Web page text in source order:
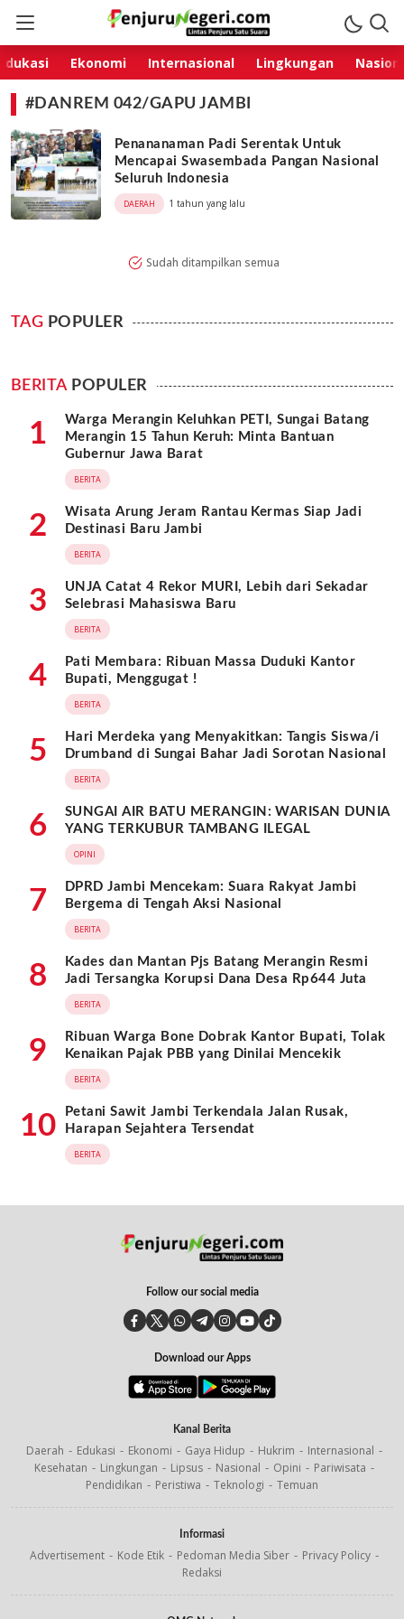
Penjurunegeri.com
Lintas Penjuru, Satu Suara!
Ekonomi Internasional Lingkungan
#DANREM 042/GAPU JAMBI
Penananaman Padi Serentak Untuk
Mencapai Swasembada Pangan Nasional
Seluruh Indonesia
DAERAH 1 tahun yang lalu
Sudah ditampilkan semua
TAG POPULER
BERITAPOPULER
1
Warga Merangin Keluhkan PETI, Sungai Batang
Merangin 15 Tahun Keruh: Minta Bantuan
Gubernur Jawa Barat
BERITA
2
Wisata Arung Jeram Rantau Kermas Siap Jadi
Destinasi Baru Jambi
BERITA
3
UNJA Catat 4 Rekor MURI, Lebih dari Sekadar
Selebrasi Mahasiswa Baru
BERITA
4
Pati Membara: Ribuan Massa Duduki Kantor
Bupati, Menggugat !
BERITA
5
Hari Merdeka yang Menyakitkan: Tangis Siswa/i
Drumband di Sungai Bahar Jadi Sorotan Nasional
BERITA
6
SUNGAI AIR BATU MERANGIN: WARISAN DUNIA
YANG TERKUBUR TAMBANG ILEGAL
OPINI
7
DPRD Jambi Mencekam: Suara Rakyat Jambi
Bergema di Tengah Aksi Nasional
BERITA
8
Kades dan Mantan Pjs Batang Merangin Resmi
Jadi Tersangka Korupsi Dana Desa Rp644 Juta
BERITA
9
Ribuan Warga Bone Dobrak Kantor Bupati, Tolak
Kenaikan Pajak PBB yang Dinilai Mencekik
BERITA
10
Petani Sawit Jambi Terkendala Jalan Rusak,
Harapan Sejahtera Tersendat
BERITA
Follow our social media
Download our Apps
Kanal Berita
Daerah Edukasi Ekonomi Gaya Hidup Hukrim
Internasional
Kesehatan
Lingkungan Lipsus Nasional Opini
Pariwisata
Pendidikan
Peristiwa Teknologi Temuan
Informasi
Advertisement Kode Etik Pedoman Media Siber
Privacy Policy
Redaksi